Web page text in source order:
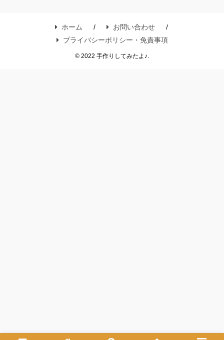
ホーム
お問い合わせ
プライバシーポリシー・免責事項
© 2022 手作りしてみたよ♪.